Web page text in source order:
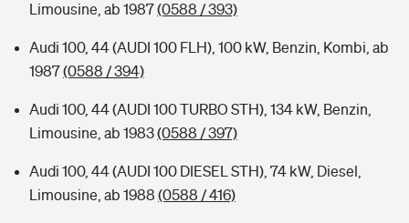
Limousine, ab 1987(0588 / 393)
Audi 100, 44 (AUDI 100 FLH), 100 kW, Benzin, Kombi, ab
1987(0588 / 394)
Audi 100, 44 (AUDI 100 TURBO STH), 134 kW, Benzin,
Limousine, ab 1983(0588 / 397)
Audi 100, 44 (AUDI 100 DIESEL STH), 74 kW, Diesel,
Limousine, ab 1988 (0588 / 416)